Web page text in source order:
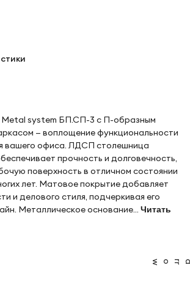
Metal system БП.СП-3 с П-образным
— воплощение функциональности
вашего офиса. ЛДСП столешница
прочность и долговечность,
поверхность в отличном состоянии
лет. Матовое покрытие добавляет
и делового стиля, подчеркивая его
Металлическое основание... Читать